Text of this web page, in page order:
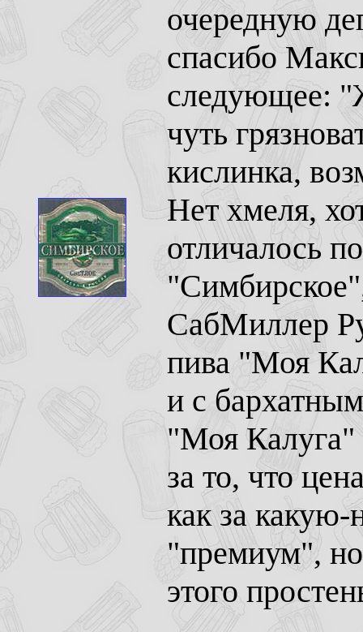
очередную
спасибо
следующее:
чуть
кислинка,
Нет хмеля,
отличалось
СабМиллер
пива "Моя
и с
"Моя Калуга"
за то, что
как за
"премиум",
этого